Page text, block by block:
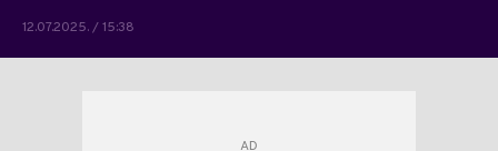
12.07.2025. / 15:38